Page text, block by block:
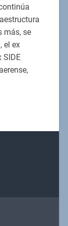
más, se
el ex
SIDE